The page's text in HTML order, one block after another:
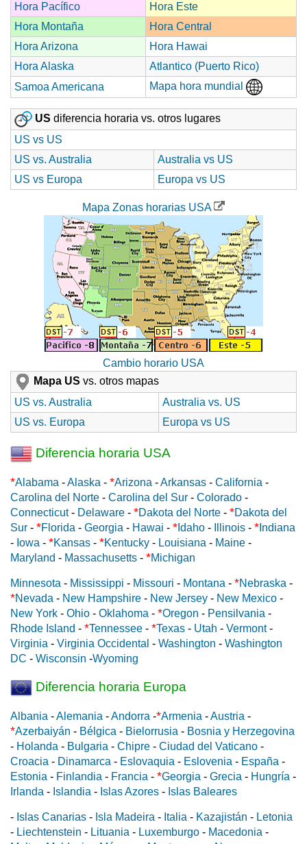
Hora Pacífico
Hora Este
Hora Montaña
Hora Central
Hora Arizona
Hora Hawai
Hora Alaska
Atlantico (Puerto Rico)
Samoa Americana
Mapa hora mundial
US diferencia horaria vs. otros lugares
US vs US
US vs. Australia
Australia vs US
US vs Europa
Europa vs US
Mapa Zonas horarias USA
Cambio horario USA
Mapa US vs. otros mapas
US vs. Australia
Australia vs. US
US vs. Europa
Europa vs US
Diferencia horaria USA
*Alabama -Alaska - *Arizona -Arkansas - California -
Carolina del Norte - Carolina del Sur - Colorado -
Connecticut- Delaware - *Dakota del Norte - *Dakota del
Sur - *Florida - Georgia - Hawai - * Idaho - Illinois - * Indiana
- Iowa - *Kansas - *Kentucky - Louisiana - Maine -
Maryland - Massachusetts - *Michigan
Minnesota - Mississippi - Missouri - Montana - *Nebraska -
*Nevada - New Hampshire - New Jersey - New Mexico -
New York - Ohio - Oklahoma - *Oregon - Pensilvania -
Rhode Island - *Tennessee - *Texas - Utah - Vermont-
Virginia - Virginia Occidental - Washington - Washington
DC - Wisconsin -Wyoming
Diferencia horaria Europa
Albania -Alemania -Andorra -*Armenia -Austria -
*Azerbaiyán - Bélgica - Bielorrusia - Bosnia y Herzegovina
- Holanda - Bulgaria - Chipre - Ciudad del Vaticano -
Croacia - Dinamarca - Eslovaquia - Eslovenia - España -
Estonia - Finlandia - Francia - *Georgia - Grecia - Hungría -
Irlanda - Islandia - Islas Azores - Islas Baleares
- Islas Canarias - Isla Madeira - Italia - Kazajistán - Letonia
- Liechtenstein - Lituania - Luxemburgo - Macedonia -